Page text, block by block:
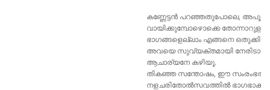
കണ്ണേട്ടൻ പറഞ്ഞതുപോലെ,
വായിക്കുമ്പോഴൊക്കെ
ഭാഗങ്ങളെല്ലാം എങ്ങനെ
അവയെ സുവ്യക്തമായി
ആചാര്യനേ കഴിയൂ.
തികഞ്ഞ സന്തോഷം, ഈ
നളചരിതോൽസവത്തിൽ